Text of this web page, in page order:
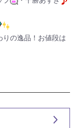
りの逸品！お値段は